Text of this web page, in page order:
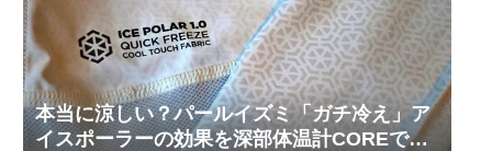
本当に涼しい？パールイズミ「ガチ冷え」ア
イスポーラーの効果を深部体温計COREで測